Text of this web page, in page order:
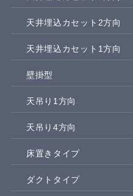
天井埋込カセット2方向
天井埋込カセット1方向
壁掛型
天吊り1方向
天吊り4方向
床置きタイプ
ダクトタイプ